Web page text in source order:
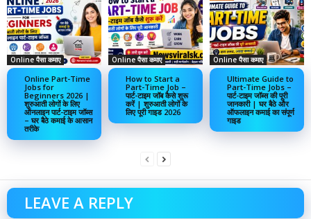
Online पैसा कमाए
Online Part-Time
Jobs for
Beginners 2026 |
शुरुआती लोगों के लिए
ऑनलाइन पार्ट-टाइम जॉब्स
– घर बैठे कमाई के आसान
तरीके
Online पैसा कमाए
How to Start a
Part-Time Job –
पार्ट-टाइम जॉब कैसे शुरू
करें | शुरुआती लोगों के
लिए पूरी गाइड 2026
Online पैसा कमाए
Ultimate Guide to
Part-Time Jobs –
पार्ट-टाइम जॉब्स की पूरी
जानकारी | घर बैठे और
ऑफलाइन कमाई का संपूर्ण
गाइड
LEAVE A REPLY